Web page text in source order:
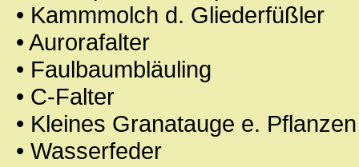
• Kammmolch d. Gliederfüßler
• Aurorafalter
• Faulbaumbläuling
• C-Falter
• Kleines Granatauge e. Pflanzen
• Wasserfeder